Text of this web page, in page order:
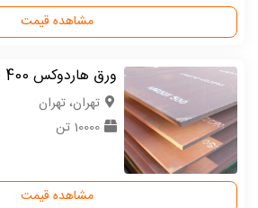
مشاهده قیمت
ورق هاردوکس 400 500 600
تهران، تهران
10000 تن
مشاهده قیمت